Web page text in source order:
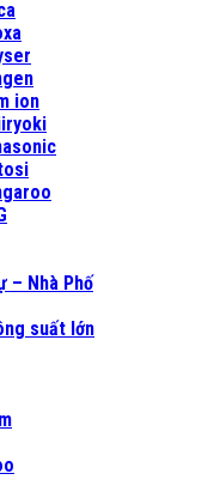
ion
– Nhà Phố
suất lớn